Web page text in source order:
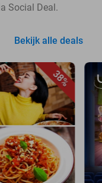
Social Deal.
Bekijk alle deals
38%